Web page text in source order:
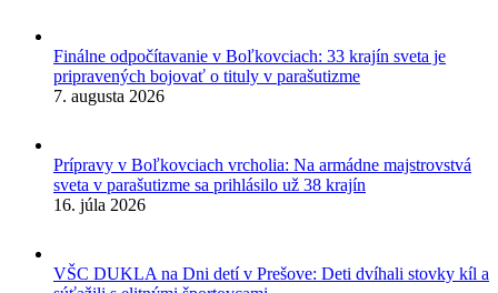
Finálne odpočítavanie v Boľkovciach: 33 krajín sveta je
pripravených bojovať o tituly v parašutizme
7. augusta 2026
Prípravy v Boľkovciach vrcholia: Na armádne majstrovstvá
sveta v parašutizme sa prihlásilo už 38 krajín
16. júla 2026
VŠC DUKLA na Dni detí v Prešove: Deti dvíhali stovky kíl a